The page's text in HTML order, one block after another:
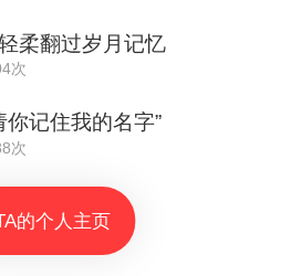
柔翻过岁月记忆
次
你记住我的名字”
次
的个人主页